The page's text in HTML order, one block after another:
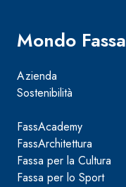
Mondo Fassa
Azienda
Sostenibilità
FassAcademy
FassArchitettura
Fassa per la Cultura
Fassa per lo Sport